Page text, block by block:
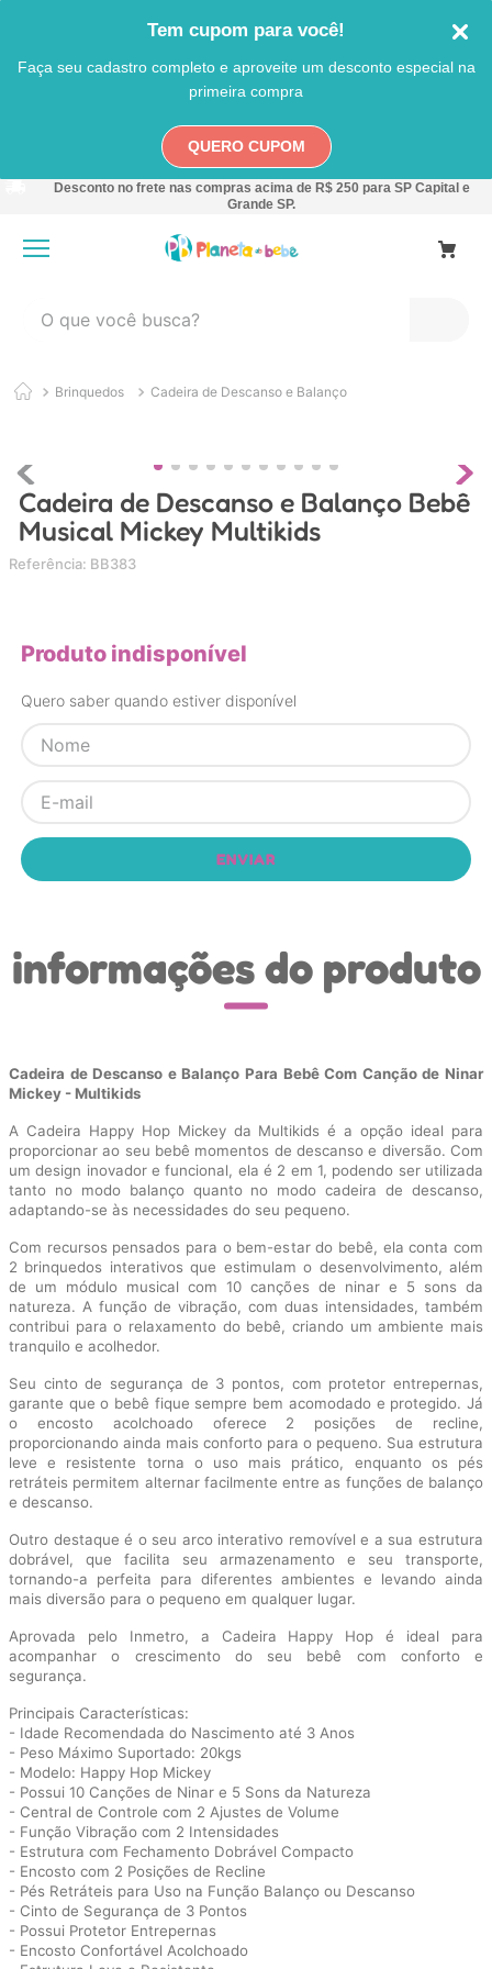
Tem cupom para você!
Faça seu cadastro completo e aproveite um desconto especial na
primeira compra
QUERO CUPOM
Desconto no frete nas compras acima de R$ 250 para SP Capital e
Grande SP.
Brinquedos Cadeira de Descanso e Balanço
Cadeira de Descanso e Balanço Bebê
Musical Mickey Multikids
Referência: BB383
Produto indisponível
Quero saber quando estiver disponível
ENVIAR
informações do produto
Cadeira de Descanso e Balanço Para Bebê Com Canção de Ninar
Mickey - Multikids
A Cadeira Happy Hop Mickey da Multikids é a opção ideal para
proporcionar ao seu bebê momentos de descanso e diversão. Com
um design inovador e funcional, ela é 2 em 1, podendo ser utilizada
tanto no modo balanço quanto no modo cadeira de descanso,
adaptando-se às necessidades do seu pequeno.
Com recursos pensados para o bem-estar do bebê, ela conta com
2 brinquedos interativos que estimulam o desenvolvimento, além
de um módulo musical com 10 canções de ninar e 5 sons da
natureza. A função de vibração, com duas intensidades, também
contribui para o relaxamento do bebê, criando um ambiente mais
tranquilo e acolhedor.
Seu cinto de segurança de 3 pontos, com protetor entrepernas,
garante que o bebê fique sempre bem acomodado e protegido. Já
o encosto acolchoado oferece 2 posições de recline,
proporcionando ainda mais conforto para o pequeno. Sua estrutura
leve e resistente torna o uso mais prático, enquanto os pés
retráteis permitem alternar facilmente entre as funções de balanço
e descanso.
Outro destaque é o seu arco interativo removível e a sua estrutura
dobrável, que facilita seu armazenamento e seu transporte,
tornando-a perfeita para diferentes ambientes e levando ainda
mais diversão para o pequeno em qualquer lugar.
Aprovada pelo Inmetro, a Cadeira Happy Hop é ideal para
acompanhar o crescimento do seu bebê com conforto e
segurança.
Principais Características:
- Idade Recomendada do Nascimento até 3 Anos
- Peso Máximo Suportado: 20kgs
- Modelo: Happy Hop Mickey
- Possui 10 Canções de Ninar e 5 Sons da Natureza
- Central de Controle com 2 Ajustes de Volume
- Função Vibração com 2 Intensidades
- Estrutura com Fechamento Dobrável Compacto
- Encosto com 2 Posições de Recline
- Pés Retráteis para Uso na Função Balanço ou Descanso
- Cinto de Segurança de 3 Pontos
- Possui Protetor Entrepernas
- Encosto Confortável Acolchoado
1 º
carro
4º
chupeta
8º
mamadeira
9º
bolsa
10º brinquedo banho